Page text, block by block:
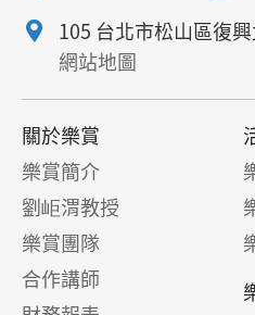
105 台北市松山區復
網站地圖
關於樂賞
樂賞簡介
劉岠渭教授
樂賞團隊
合作講師